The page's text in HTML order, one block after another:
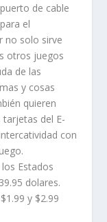
de cable
el
no solo sirve
otros juegos
de las
y cosas
quieren
del E-
con
Estados
dolares.
y $2.99